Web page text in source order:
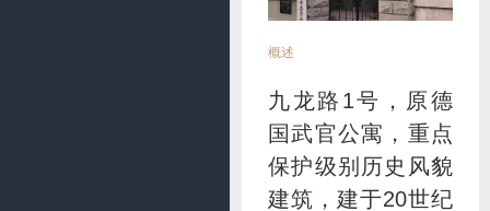
概述
九龙路1号，原德
国武官公寓，重点
保护级别历史风貌
建筑，建于20世纪